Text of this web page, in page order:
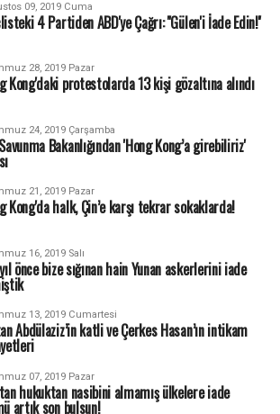
09, 2019 Cuma
4 Partiden ABD'ye Çağrı: ''Gülen'i İade Edin!''
28, 2019 Pazar
Kong'daki protestolarda 13 kişi gözaltına alındı
24, 2019 Çarşamba
Bakanlığından 'Hong Kong’a girebiliriz'
21, 2019 Pazar
Kong'da halk, Çin’e karşı tekrar sokaklarda!
16, 2019 Salı
önce bize sığınan hain Yunan askerlerini iade
13, 2019 Cumartesi
Abdülaziz’in katli ve Çerkes Hasan’ın intikam
07, 2019 Pazar
hukuktan nasibini almamış ülkelere iade
artık son bulsun!